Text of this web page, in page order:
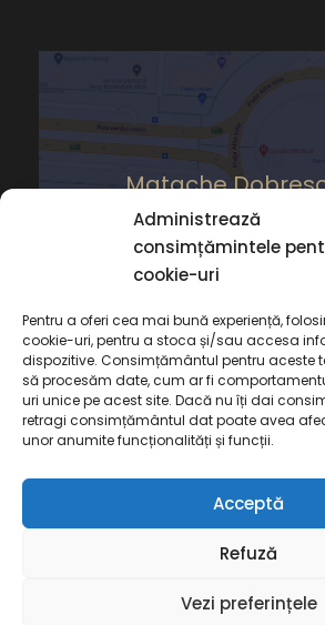
Administrează
consimțămintele
cookie-uri
Pentru a oferi cea mai bună experiență,
cookie-uri, pentru a stoca și/sau accesa
dispozitive. Consimțământul pentru aceste
să procesăm date, cum ar fi
uri unice pe acest site. Dacă nu îți dai
retragi consimțământul dat poate avea
unor anumite funcționalități și funcții.
Acceptă
Refuză
Vezi preferințele
Matache
Copyright 2022 Cabinet de
Toate Drepturile
Termeni și Condiții